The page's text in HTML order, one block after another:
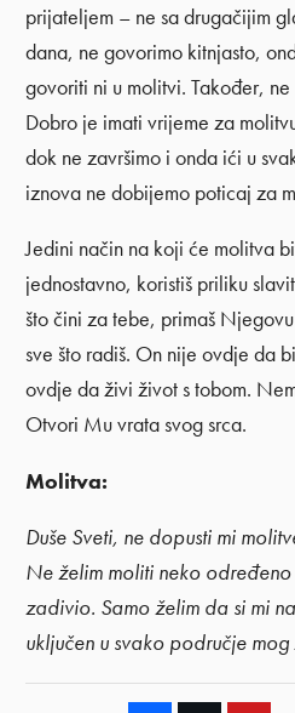
prijateljem – ne sa drugačijim
dana, ne govorimo kitnjasto,
govoriti ni u molitvi. Također,
Dobro je imati vrijeme za
dok ne završimo i onda ići u
iznova ne dobijemo poticaj za
Jedini način na koji će molitva
jednostavno, koristiš priliku
što čini za tebe, primaš
sve što radiš. On nije ovdje da
ovdje da živi život s tobom.
Otvori Mu vrata svog srca.
Molitva:
Duše Sveti, ne dopusti mi
Ne želim moliti neko
zadivio. Samo želim da si mi
uključen u svako područje